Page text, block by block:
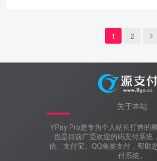
1 2
关于本站
YPay Pro是专为个人站长打造的
也是目前广受欢迎的码支付系统
信、支付宝、QQ免签支付，帮助
付系统。